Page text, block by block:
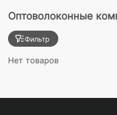
Оптоволоконные
Фильтр
Нет товаров